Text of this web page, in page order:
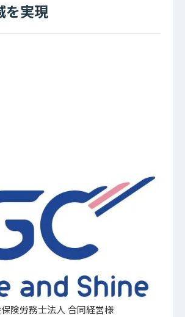
を実現
険労務士法人 合同経営様